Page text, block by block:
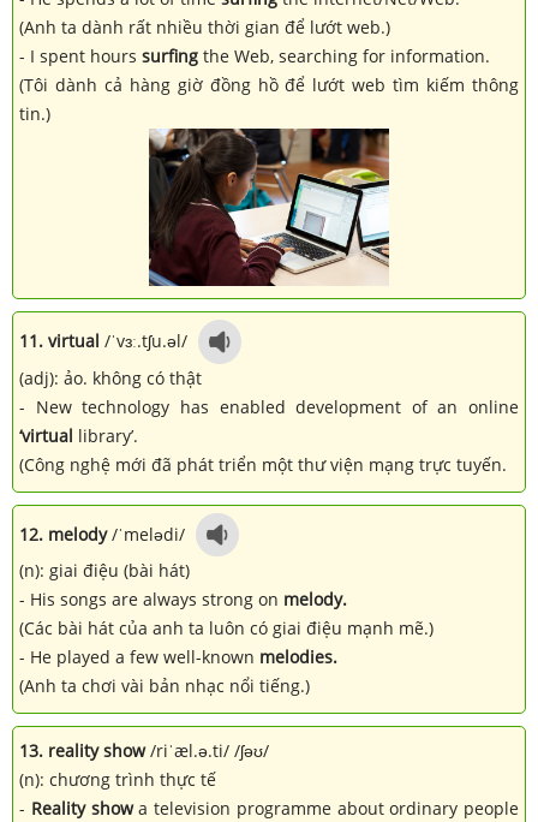
(Anh ta dành rất nhiều thời gian để lướt web.)
- I spent hours surfing the Web, searching for information.
(Tôi dành cả hàng giờ đồng hồ để lướt web tìm kiếm thông
tin.)
11. virtual /ˈvɜː.tʃu.əl/
(adj): ảo. không có thật
- New technology has enabled development of an online
‘virtual library’.
(Công nghệ mới đã phát triển một thư viện mạng trực tuyến.
12. melody/ˈmelədi/
(n): giai điệu (bài hát)
- His songs are always strong on melody.
(Các bài hát của anh ta luôn có giai điệu mạnh mẽ.)
- He played a few well-known melodies.
(Anh ta chơi vài bản nhạc nổi tiếng.)
13. reality show/riˈæl.ə.ti/ /ʃəʊ/
(n): chương trình thực tế
- Reality showa television programme about ordinary people